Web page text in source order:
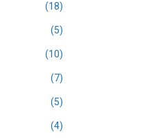
(18)
(5)
(10)
(7)
(5)
(4)